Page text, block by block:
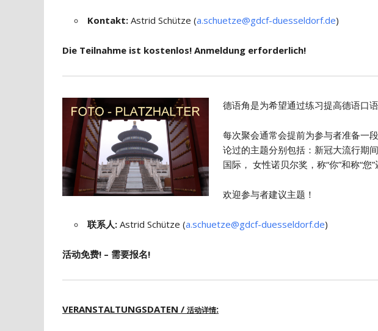
Kontakt: Astrid Schütze (a.schuetze@gdcf-duesseldorf.de)
Die Teilnahme ist kostenlos! Anmeldung erforderlich!
德语角是为希望通过练习提高德语口
每次聚会通常会提前为参与者准备一
论过的主题分别包括：新冠大流行期
国际， 女性诺贝尔奖，称“你”和称“您
欢迎参与者建议主题！
联系人: Astrid Schütze (a.schuetze@gdcf-duesseldorf.de)
活动免费! – 需要报名!
VERANSTALTUNGSDATEN / 活动详情: